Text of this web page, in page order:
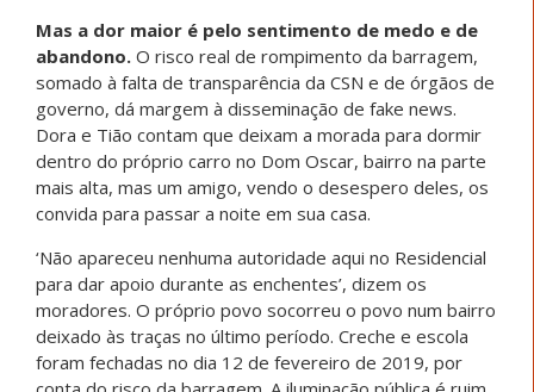
Mas a dor maior é pelo sentimento de medo e de
abandono. O risco real de rompimento da barragem,
somado à falta de transparência da CSN e de órgãos de
governo, dá margem à disseminação de fake news.
Dora e Tião contam que deixam a morada para dormir
dentro do próprio carro no Dom Oscar, bairro na parte
mais alta, mas um amigo, vendo o desespero deles, os
convida para passar a noite em sua casa.
‘Não apareceu nenhuma autoridade aqui no Residencial
para dar apoio durante as enchentes’, dizem os
moradores. O próprio povo socorreu o povo num bairro
deixado às traças no último período. Creche e escola
foram fechadas no dia 12 de fevereiro de 2019, por